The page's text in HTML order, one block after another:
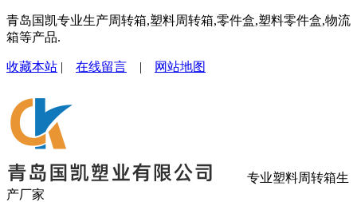
青岛国凯专业生产周转箱,塑料周转箱,零件盒,塑料零件盒,物流
箱等产品.
收藏本站 | 在线留言 | 网站地图
专业塑料周转箱生
产厂家